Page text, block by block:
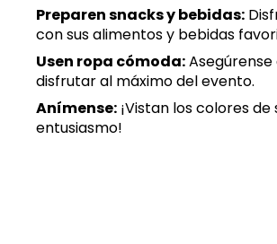
Preparen snacks y bebidas:
con sus alimentos y bebidas
Usen ropa cómoda:
disfrutar al máximo del evento.
Anímense: ¡Vistan los colores
entusiasmo!